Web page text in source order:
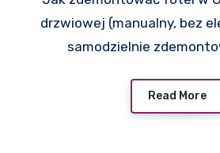
drzwiowej (manualny, bez
samodzielnie
Read More